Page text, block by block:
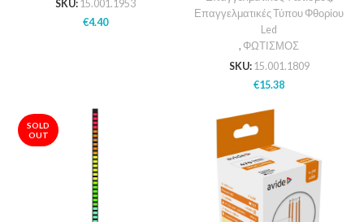
SKU: 15.001.1953
€4.40
Επαγγελματικές Τύπου Φθορίου
Led
, ΦΩΤΙΣΜΟΣ
SKU: 15.001.1809
€15.38
SOLD
OUT